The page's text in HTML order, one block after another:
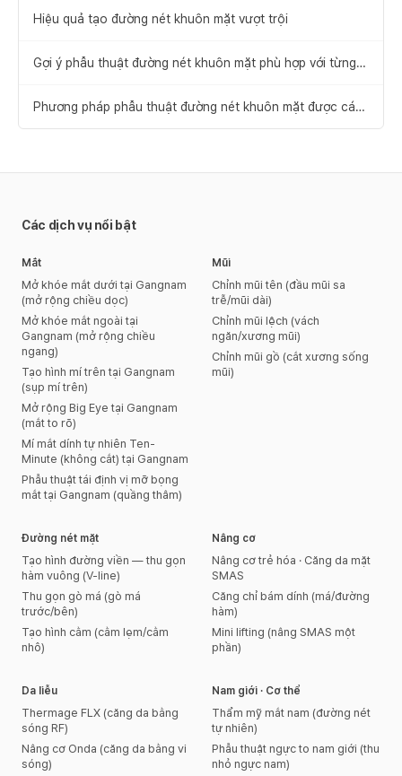
Hiệu quả tạo đường nét khuôn mặt vượt trội
Gợi ý phẫu thuật đường nét khuôn mặt phù hợp với từng
Phương pháp phẫu thuật đường nét khuôn mặt được cá
Các dịch vụ nổi bật
Mắt
Mở khóe mắt dưới tại Gangnam
(mở rộng chiều dọc)
Mở khóe mắt ngoài tại
Gangnam (mở rộng chiều
ngang)
Tạo hình mí trên tại Gangnam
(sụp mí trên)
Mở rộng Big Eye tại Gangnam
(mắt to rõ)
Mí mắt dính tự nhiên Ten-
Minute (không cắt) tại Gangnam
Phẫu thuật tái định vị mỡ bọng
mắt tại Gangnam (quầng thâm)
Mũi
Chỉnh mũi tên (đầu mũi sa
trễ/mũi dài)
Chỉnh mũi lệch (vách
ngăn/xương mũi)
Chỉnh mũi gồ (cắt xương sống
mũi)
Đường nét mặt
Tạo hình đường viền — thu gọn
hàm vuông (V-line)
Thu gọn gò má (gò má
trước/bên)
Tạo hình cằm (cằm lẹm/cằm
nhô)
Nâng cơ
Nâng cơ trẻ hóa · Căng da mặt
SMAS
Căng chỉ bám dính (má/đường
hàm)
Mini lifting (nâng SMAS một
phần)
Da liễu
Thermage FLX (căng da bằng
sóng RF)
Nâng cơ Onda (căng da bằng vi
sóng)
Nam giới · Cơ thể
Thẩm mỹ mắt nam (đường nét
tự nhiên)
Phẫu thuật ngực to nam giới (thu
nhỏ ngực nam)